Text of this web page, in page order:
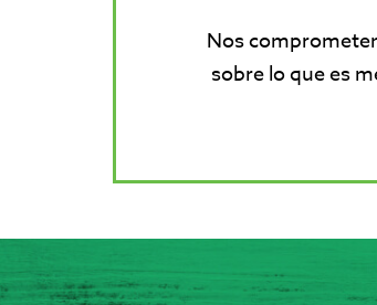
Nos
sobre lo que es